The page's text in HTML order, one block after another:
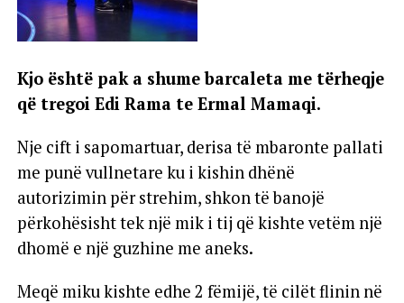
Kjo është pak a shume barcaleta me tërheqje
që tregoi Edi Rama te Ermal Mamaqi.
Nje cift i sapomartuar, derisa të mbaronte pallati
me punë vullnetare ku i kishin dhënë
autorizimin për strehim, shkon të banojë
përkohësisht tek një mik i tij që kishte vetëm një
dhomë e një guzhine me aneks.
Meqë miku kishte edhe 2 fëmijë, të cilët flinin në